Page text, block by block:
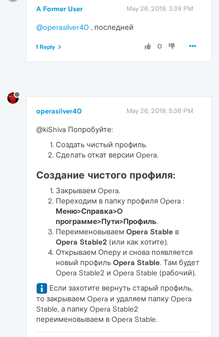
A Former User May 26, 2019, 3:39 PM
@operasilver40 , последней
0
1 Reply
operasilver40 May 26, 2019, 5:36 PM
@kiShiva Попробуйте:
Создать чистый профиль.
Сделать откат версии Opera.
Создание чистого профиля:
Закрываем Opera.
Переходим в папку профиля Opera :
Меню>Справка>O
программе>Пути>Профиль.
Переименовываем Opera Stable в
Opera Stable2 (или как хотите).
Открываем Оперу и снова появляется
новый профиль Opera Stable. Там будет
Opera Stable2 и Opera Stable (рабочий).
Если захотите вернуть старый профиль,
то закрываем Opera и удаляем папку Opera
Stable, а папку Opera Stable2
переименовываем в Opera Stable .